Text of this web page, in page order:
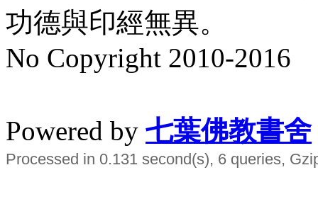
功德與印經無異。
No Copyright 2010-2016
Powered by 七葉佛教書舍
Processed in 0.131 second(s), 6 queries,